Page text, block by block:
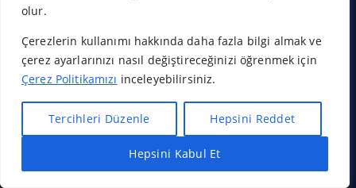
olur.
Çerezlerin kullanımı hakkında daha fazla bilgi almak ve
çerez ayarlarınızı nasıl değiştireceğinizi öğrenmek için
Çerez Politikamızı inceleyebilirsiniz.
Tercihleri Düzenle Hepsini Reddet
Hepsini Kabul Et
Hızlı Bayilik Al